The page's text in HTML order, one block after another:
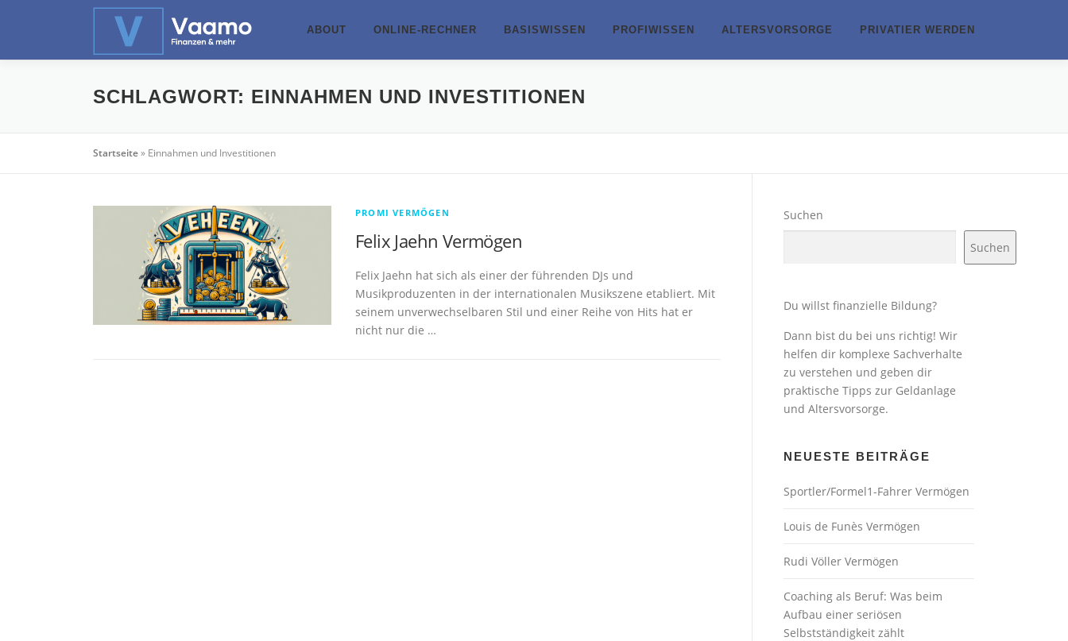
ABOUT ONLINE-RECHNER BASISWISSEN PROFIWISSEN ALTERSVORSORGE PRIVATIER WERDEN
SCHLAGWORT: EINNAHMEN UND INVESTITIONEN
Startseite» Einnahmen und Investitionen
PROMI VERMÖGEN
Felix Jaehn Vermögen
Felix Jaehn hat sich als einer der führenden DJs und
Musikproduzenten in der internationalen Musikszene etabliert. Mit
seinem unverwechselbaren Stil und einer Reihe von Hits hat er
nicht nur die …
Suchen
Suchen
Du willst finanzielle Bildung?
Dann bist du bei uns richtig! Wir
helfen dir komplexe Sachverhalte
zu verstehen und geben dir
praktische Tipps zur Geldanlage
und Altersvorsorge.
NEUESTE BEITRÄGE
Sportler/Formel1-Fahrer Vermögen
Louis de Funès Vermögen
Rudi Völler Vermögen
Coaching als Beruf: Was beim
Aufbau einer seriösen
Selbstständigkeit zählt